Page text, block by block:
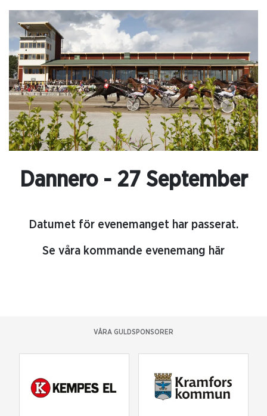
Dannero - 27 September
Datumet för evenemanget har passerat.
Se våra kommande evenemang här
VÅRA GULDSPONSORER